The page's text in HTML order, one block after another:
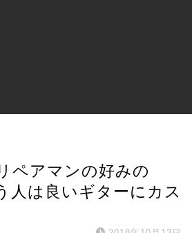
ペアマンの好みの
人は良いギターにカス